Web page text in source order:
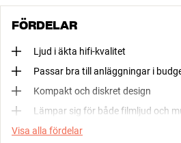
FÖRDELAR
Ljud i äkta hifi-kvalitet
Passar bra till anläggningar i
Kompakt och diskret design
Lämpar sig för både filmljud och
Visa alla fördelar